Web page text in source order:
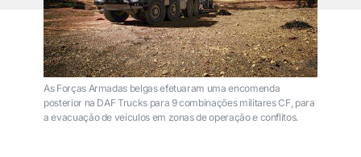
As Forças Armadas belgas efetuaram uma encomenda
posterior na DAF Trucks para 9 combinações militares CF, para
a evacuação de veículos em zonas de operação e conflitos.